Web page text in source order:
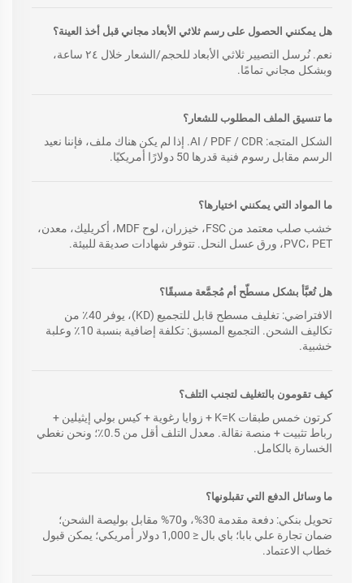
هل يمكنني الحصول على رسم ثلاثي الأبعاد مجاني قبل أخذ العينة؟
نعم. نُرسل التصيير ثلاثي الأبعاد للحجم/الشعار خلال ٢٤ ساعة،
وبشكل مجاني تمامًا.
ما تنسيق الملف المطلوب للشعار؟
الشكل المتجه: AI / PDF / CDR. إذا لم يكن هناك ملف، فإننا نعيد
الرسم مقابل رسوم فنية قدرها 50 دولارًا أمريكيًا.
ما المواد التي يمكنني اختيارها؟
خشب صلب معتمد من FSC، خيزران، لوح MDF، أكريليك، معدن،
PVC، PET، ورق عسل النحل. تتوفر شهادات صديقة للبيئة.
هل تُعبَّأ بشكل مسطّح أم مُجمَّعة مسبقًا؟
الافتراضي: تغليف مسطح قابل للتجميع (KD)، يوفر 40٪ من
تكاليف الشحن. التجميع المسبق: تكلفة إضافية بنسبة 10٪ وعلبة
خشبية.
كيف تقومون بالتغليف لتجنب التلف؟
كرتون خمس طبقات K=K + زوايا رغوية + كيس بولي إيثيلين +
رباط تثبيت + منصة نقالة. معدل التلف أقل من 0.5٪؛ ونحن نغطي
الخسارة بالكامل.
ما وسائل الدفع التي تقبلونها؟
تحويل بنكي: دفعة مقدمة 30%، و70% مقابل بوليصة الشحن؛
ضمان تجارة علي بابا؛ باي بال ≤ 1,000 دولار أمريكي؛ يمكن قبول
خطاب الاعتماد.